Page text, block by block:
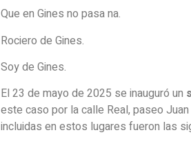
Que en Gines no pasa na.
Rociero de Gines.
Soy de Gines.
El 23 de mayo de 2025 se inauguró un
este caso por la calle Real, paseo
incluidas en estos lugares fueron las